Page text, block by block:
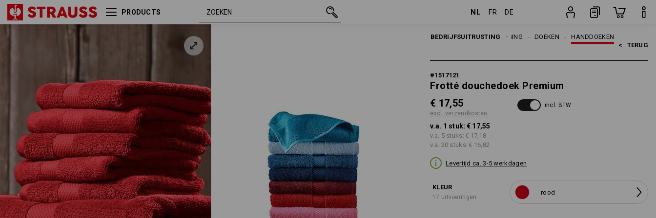
PRODUCTS NL FR DE
BEDRIJFSUITRUSTING HANDDOEKEN
DOEKEN
REINIGING
< TERUG
#1517121
Frotté douchedoek Premium
€ 17,55
excl. verzendkosten
incl. BTW
v.a. 1 stuk: € 17,55
v.a. 5 stuks: € 17,18
v.a. 20 stuks: € 16,82
Levertijd ca. 3-5 werkdagen
KLEUR
17 uitvoeringen
rood
Frotté douchedoek Premium rood € 17,55